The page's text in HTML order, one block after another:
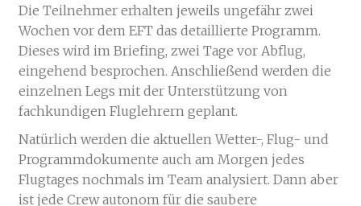
Die Teilnehmer erhalten jeweils ungefähr zwei
Wochen vor dem EFT das detaillierte Programm.
Dieses wird im Briefing, zwei Tage vor Abflug,
eingehend besprochen. Anschließend werden die
einzelnen Legs mit der Unterstützung von
fachkundigen Fluglehrern geplant.
Natürlich werden die aktuellen Wetter-, Flug- und
Programmdokumente auch am Morgen jedes
Flugtages nochmals im Team analysiert. Dann aber
ist jede Crew autonom für die saubere